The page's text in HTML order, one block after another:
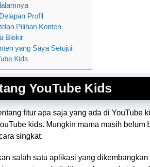
Profil
Pilihan Konten
Blokir
yang Saya Setujui
Kids
YouTube Kids
fitur apa saja yang ada di YouTube
kids. Mungkin mama masih
singkat.
salah satu aplikasi yang